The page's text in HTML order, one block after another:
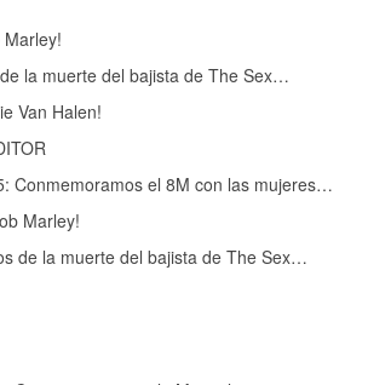
Marley!
la muerte del bajista de The Sex…
Van Halen!
Conmemoramos el 8M con las mujeres…
Marley!
de la muerte del bajista de The Sex…